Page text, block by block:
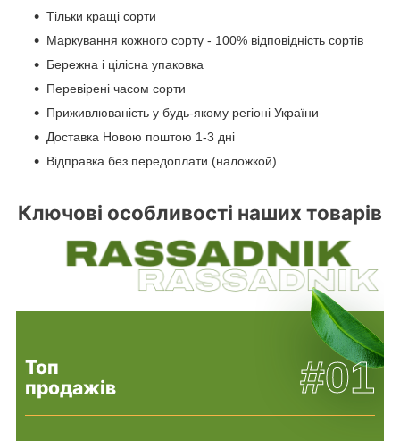
Тільки кращі сорти
Маркування кожного сорту - 100% відповідність сортів
Бережна і цілісна упаковка
Перевірені часом сорти
Приживлюваність у будь-якому регіоні України
Доставка Новою поштою 1-3 дні
Відправка без передоплати (наложкой)
Ключові особливості наших товарів
Топ
продажів
#01